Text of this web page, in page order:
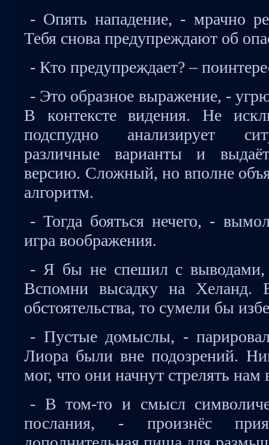
- Опять нападение, - мрачно
Тебя снова предупреждают об
- Кто предупреждает? –
- Это образное выражение, -
В контексте видения. Не
подспудно анализирует
различные варианты и
версию. Сложный, но вполне
алгоритм.
- Тогда бояться нечего, -
игра воображения.
- Я бы не спешил с выводами,
Вспомни высадку на
обстоятельства, то сумели бы
- Пустые домыслы, -
Лиора были вне подозрений.
мог, что они начнут стрелять нам
- В том-то и смысл
послания, - произнёс